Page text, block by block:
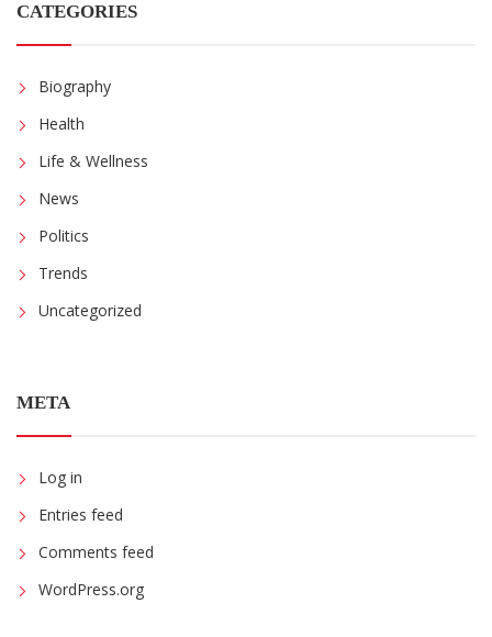
CATEGORIES
Biography
Health
Life & Wellness
News
Politics
Trends
Uncategorized
META
Log in
Entries feed
Comments feed
WordPress.org